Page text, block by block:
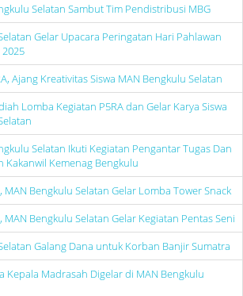
Selatan Sambut Tim Pendistribusi MBG
Gelar Upacara Peringatan Hari Pahlawan
Ajang Kreativitas Siswa MAN Bengkulu Selatan
Lomba Kegiatan P5RA dan Gelar Karya Siswa
Selatan Ikuti Kegiatan Pengantar Tugas Dan
Kakanwil Kemenag Bengkulu
MAN Bengkulu Selatan Gelar Lomba Tower Snack
MAN Bengkulu Selatan Gelar Kegiatan Pentas Seni
Galang Dana untuk Korban Banjir Sumatra
Kepala Madrasah Digelar di MAN Bengkulu